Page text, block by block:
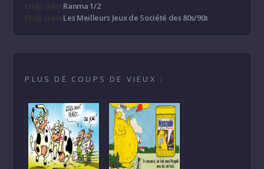
Ranma 1/2
Les Meilleurs Jeux de Société des 80s/90s
PLUS DE COUPS DE VIEUX :